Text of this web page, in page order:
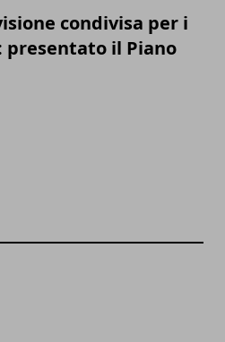
condivisa per i
il Piano